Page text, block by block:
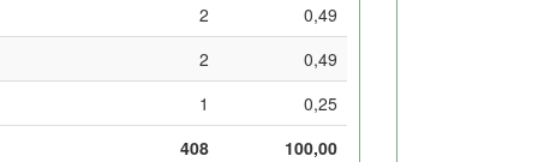
2
0,49
2
0,49
1
0,25
408
100,00